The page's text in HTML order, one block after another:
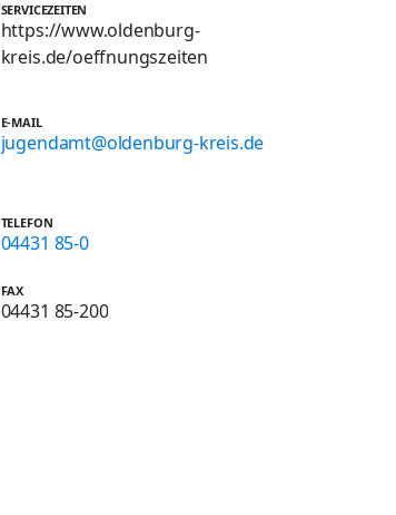
SERVICEZEITEN
https://www.oldenburg-
kreis.de/oeffnungszeiten
E-MAIL
jugendamt@oldenburg-kreis.de
TELEFON
04431 85-0
FAX
04431 85-200